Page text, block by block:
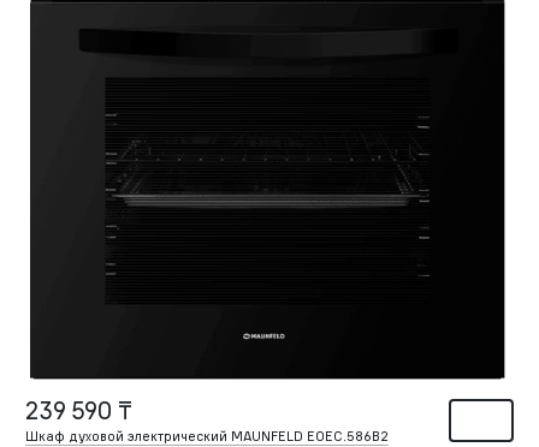
239 590 ₸
Шкаф духовой электрический MAUNFELD EOEC.586B2